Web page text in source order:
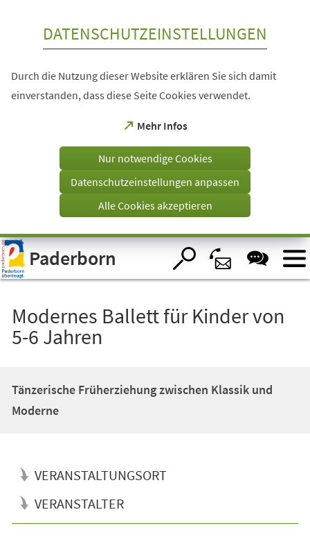
Visuelle
Assistenzsoftware
öffnen.
DATENSCHUTZEINSTELLUNGEN
Durch die Nutzung dieser Website erklären Sie sich damit
einverstanden, dass diese Seite Cookies verwendet.
Mehr Infos
(Öffnet
einem
Tab)
Nur notwendige Cookies
Datenschutzeinstellungen anpassen
Alle Cookies akzeptieren
Paderborn
Modernes Ballett für Kinder von
5-6 Jahren
Tänzerische Früherziehung zwischen Klassik und
Moderne
VERANSTALTUNGSORT
VERANSTALTER